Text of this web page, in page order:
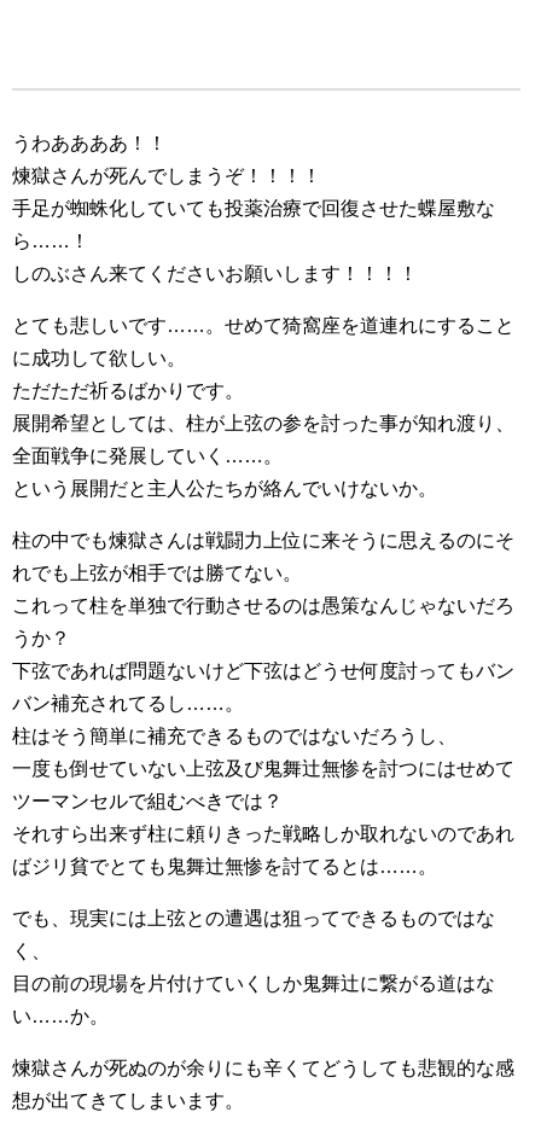
うわああああ！！
煉獄さんが死んでしまうぞ！！！！
手足が蜘蛛化していても投薬治療で回復させた蝶屋敷な
ら……！
しのぶさん来てくださいお願いします！！！！
とても悲しいです……。せめて猗窩座を道連れにすること
に成功して欲しい。
ただただ祈るばかりです。
展開希望としては、柱が上弦の参を討った事が知れ渡り、
全面戦争に発展していく……。
という展開だと主人公たちが絡んでいけないか。
柱の中でも煉獄さんは戦闘力上位に来そうに思えるのにそ
れでも上弦が相手では勝てない。
これって柱を単独で行動させるのは愚策なんじゃないだろ
うか？
下弦であれば問題ないけど下弦はどうせ何度討ってもバン
バン補充されてるし……。
柱はそう簡単に補充できるものではないだろうし、
一度も倒せていない上弦及び鬼舞辻無惨を討つにはせめて
ツーマンセルで組むべきでは？
それすら出来ず柱に頼りきった戦略しか取れないのであれ
ばジリ貧でとても鬼舞辻無惨を討てるとは……。
でも、現実には上弦との遭遇は狙ってできるものではな
く、
目の前の現場を片付けていくしか鬼舞辻に繋がる道はな
い……か。
煉獄さんが死ぬのが余りにも辛くてどうしても悲観的な感
想が出てきてしまいます。